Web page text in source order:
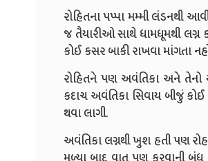
રોહિતના પપ્પા મમ્મી લંડનથી
જ તૈયારીઓ સાથે ધામધૂમથી લગ્ન
કોઈ કસર બાકી રાખવા માંગતા
રોહિતને પણ અવંતિકા અને તેનો
કદાચ અવંતિકા સિવાય બીજું કોઈ
થવા લાગી.
અવંતિકા લગ્નથી ખુશ હતી પણ